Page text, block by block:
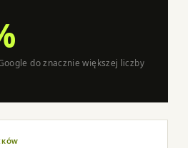
do znacznie większej liczby